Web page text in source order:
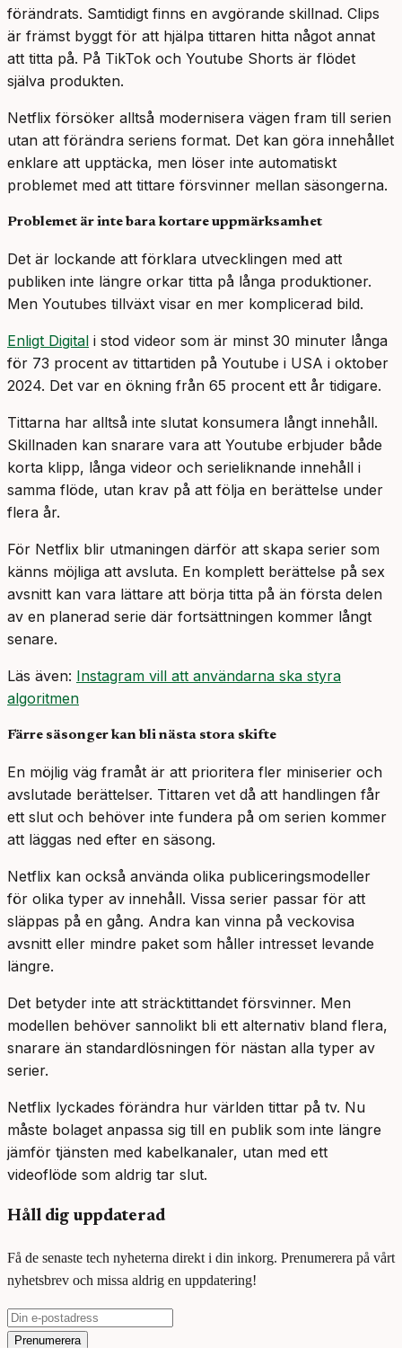
förändrats. Samtidigt finns en avgörande skillnad. Clips
är främst byggt för att hjälpa tittaren hitta något annat
att titta på. På TikTok och Youtube Shorts är flödet
själva produkten.
Netflix försöker alltså modernisera vägen fram till serien
utan att förändra seriens format. Det kan göra innehållet
enklare att upptäcka, men löser inte automatiskt
problemet med att tittare försvinner mellan säsongerna.
Problemet är inte bara kortare uppmärksamhet
Det är lockande att förklara utvecklingen med att
publiken inte längre orkar titta på långa produktioner.
Men Youtubes tillväxt visar en mer komplicerad bild.
Enligt Digital i stod videor som är minst 30 minuter långa
för 73 procent av tittartiden på Youtube i USA i oktober
2024. Det var en ökning från 65 procent ett år tidigare.
Tittarna har alltså inte slutat konsumera långt innehåll.
Skillnaden kan snarare vara att Youtube erbjuder både
korta klipp, långa videor och serieliknande innehåll i
samma flöde, utan krav på att följa en berättelse under
flera år.
För Netflix blir utmaningen därför att skapa serier som
känns möjliga att avsluta. En komplett berättelse på sex
avsnitt kan vara lättare att börja titta på än första delen
av en planerad serie där fortsättningen kommer långt
senare.
Läs även: Instagram vill att användarna ska styra
algoritmen
Färre säsonger kan bli nästa stora skifte
En möjlig väg framåt är att prioritera fler miniserier och
avslutade berättelser. Tittaren vet då att handlingen får
ett slut och behöver inte fundera på om serien kommer
att läggas ned efter en säsong.
Netflix kan också använda olika publiceringsmodeller
för olika typer av innehåll. Vissa serier passar för att
släppas på en gång. Andra kan vinna på veckovisa
avsnitt eller mindre paket som håller intresset levande
längre.
Det betyder inte att sträcktittandet försvinner. Men
modellen behöver sannolikt bli ett alternativ bland flera,
snarare än standardlösningen för nästan alla typer av
serier.
Netflix lyckades förändra hur världen tittar på tv. Nu
måste bolaget anpassa sig till en publik som inte längre
jämför tjänsten med kabelkanaler, utan med ett
videoflöde som aldrig tar slut.
Håll dig uppdaterad
Få de senaste tech nyheterna direkt i din inkorg. Prenumerera på vårt
nyhetsbrev och missa aldrig en uppdatering!
Prenumerera